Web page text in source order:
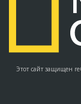
Этот сайт защищен